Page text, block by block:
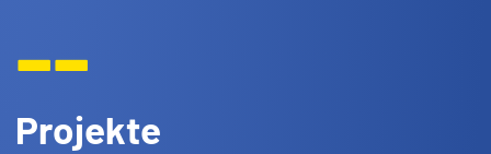
--
Projekte